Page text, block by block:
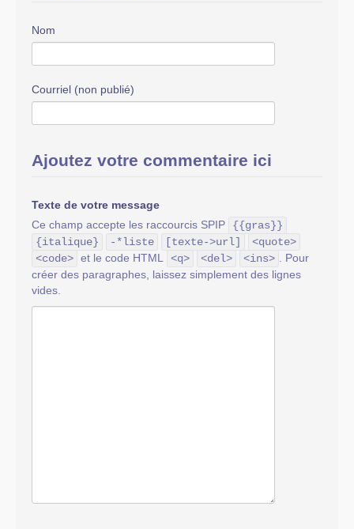
Nom
Courriel (non publié)
Ajoutez votre commentaire ici
Texte de votre message
Ce champ accepte les raccourcis SPIP
{{gras}}
{italique}
-*liste [texte->url]
<quote>
<code> et le code HTML <q> <del> <ins> . Pour
créer des paragraphes, laissez simplement des lignes
vides.